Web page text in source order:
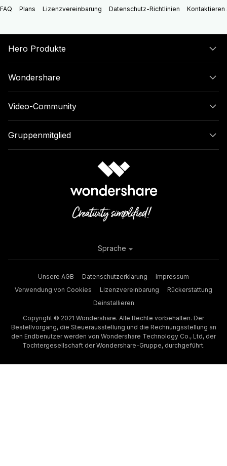
FAQ Plans Lizenzvereinbarung Datenschutz-Richtlinien Kontaktieren
Hero Produkte
Wondershare
Video-Community
Gruppenmitglied
Unsere AGB Datenschutzerklärung
Impressum
Verwendung von Cookies
Lizenzvereinbarung
Rückerstattung
Deinstallieren
Copyright © 2021 Wondershare. Alle Rechte vorbehalten. Der
Bestellvorgang, die Steuerausstellung und die Rechnungsstellung an
den Endbenutzer werden von Wondershare Technology Co., Ltd, der
Tochtergesellschaft der Wondershare-Gruppe, durchgeführt.
Sprache